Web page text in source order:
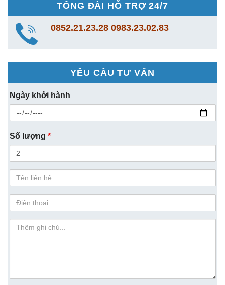
TỔNG ĐÀI HỖ TRỢ 24/7
0852.21.23.28 0983.23.02.83
YÊU CẦU TƯ VẤN
Ngày khởi hành
Số lượng *
Họ
Tên
sdt
ghi-